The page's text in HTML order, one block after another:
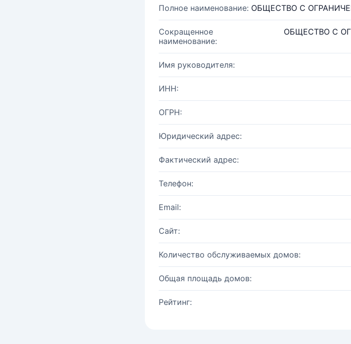
Полное наименование: ОБЩЕСТВО С
Сокращенное
наименование:
ОБЩЕСТВО С
Имя руководителя:
ИНН:
ОГРН:
Юридический адрес:
Фактический адрес:
Телефон:
Email:
Сайт:
Количество обслуживаемых домов:
Общая площадь домов:
Рейтинг: